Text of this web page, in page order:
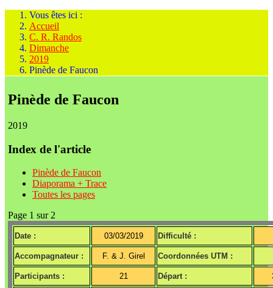
Vous êtes ici :
Accueil
C. R. Randos
Dimanche
2019
Pinède de Faucon
Pinède de Faucon
2019
Index de l'article
Pinède de Faucon
Diaporama + Trace
Toutes les pages
Page 1 sur 2
Date : 03/03/2019 Difficulté :
Accompagnateur : F. & J. Girel Coordonnées UTM :
Participants : 21 Départ :